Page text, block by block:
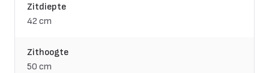
Zitdiepte
42 cm
Zithoogte
50 cm